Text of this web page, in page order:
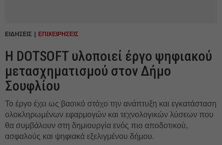
ΕΙΔΗΣΕΙΣ ΕΠΙΧΕΙΡΗΣΕΙΣ
Η DOTSOFT υλοποιεί έργο ψηφιακού
μετασχηματισμού στον Δήμο
Σουφλίου
Το έργο έχει ως βασικό στόχο την ανάπτυξη και εγκατάσταση
ολοκληρωμένων εφαρμογών και τεχνολογικών λύσεων που
θα συμβάλουν στη δημιουργία ενός πιο αποδοτικού,
ασφαλούς και ψηφιακά εξελιγμένου δήμου.